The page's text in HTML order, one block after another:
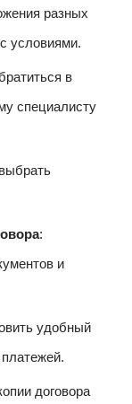
разных
условиями.
в
специалисту
:
и
удобный
договора